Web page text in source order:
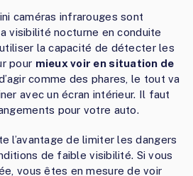
caméras infrarouges sont
visibilité nocturne en conduite
la capacité de détecter les
pour mieux voir en situation de
comme des phares, le tout va
avec un écran intérieur. Il faut
pour votre auto.
l’avantage de limiter les dangers
de faible visibilité. Si vous
vous êtes en mesure de voir